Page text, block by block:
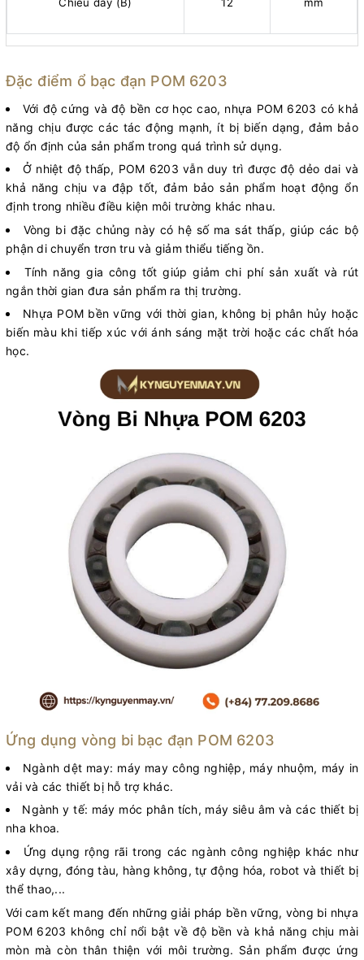
Đặc điểm ổ bạc đạn POM 6203
Với độ cứng và độ bền cơ học cao, nhựa POM 6203 có khả
năng chịu được các tác động mạnh, ít bị biến dạng, đảm bảo
độ ổn định của sản phẩm trong quá trình sử dụng.
Ở nhiệt độ thấp, POM 6203 vẫn duy trì được độ dẻo dai và
khả năng chịu va đập tốt, đảm bảo sản phẩm hoạt động ổn
định trong nhiều điều kiện môi trường khác nhau.
Vòng bi đặc chủng này có hệ số ma sát thấp, giúp các bộ
phận di chuyển trơn tru và giảm thiểu tiếng ồn.
Tính năng gia công tốt giúp giảm chi phí sản xuất và rút
ngắn thời gian đưa sản phẩm ra thị trường.
Nhựa POM bền vững với thời gian, không bị phân hủy hoặc
biến màu khi tiếp xúc với ánh sáng mặt trời hoặc các chất hóa
học.
Ứng dụng vòng bi bạc đạn POM 6203
Ngành dệt may: máy may công nghiệp, máy nhuộm, máy in
vải và các thiết bị hỗ trợ khác.
Ngành y tế: máy móc phân tích, máy siêu âm và các thiết bị
nha khoa.
Ứng dụng rộng rãi trong các ngành công nghiệp khác như
xây dựng, đóng tàu, hàng không, tự động hóa, robot và thiết bị
thể thao,...
Với cam kết mang đến những giải pháp bền vững, vòng bi nhựa
POM 6203 không chỉ nổi bật về độ bền và khả năng chịu mài
mòn mà còn thân thiện với môi trường. Sản phẩm được ứng